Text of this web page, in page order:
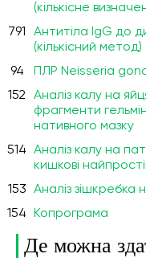
(кількісне
791
Антитіла IgG до
(кількісний метод)
94 ПЛР Neisseria
152
Аналіз калу на
фрагменти
нативного мазку
514
Аналіз калу на
кишкові
153 Аналіз зішкребка
154 Копрограма
Де можна